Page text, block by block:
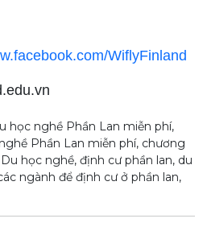
WiflyFinland
học nghề Phần Lan miễn phí,
Phần Lan miễn phí, chương
học nghề, định cư phần lan, du
ngành để định cư ở phần lan,